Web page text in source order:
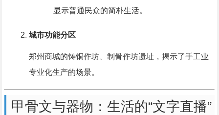
显示普通民众的简朴生活。
城市功能分区
郑州商城的铸铜作坊、制骨作坊遗址，揭示了手工业
专业化生产的场景。
甲骨文与器物：生活的“文字直播”